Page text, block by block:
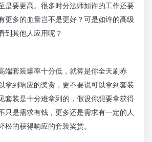
是要更高。很多时分法师如许的工作还要
更多的血量岂不是更好？可是如许的高级
到其他人应用呢？
端套装爆率十分低，就算是你全天刷赤
拿到响应的奖赏，更不要说可以拿到套装
套装是十分难拿到的，假设你想要拿获得
只是需求有钱，更多还是需求有一定的人
松的获得响应的套装奖赏。